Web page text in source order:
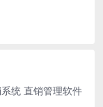
统 直销管理软件